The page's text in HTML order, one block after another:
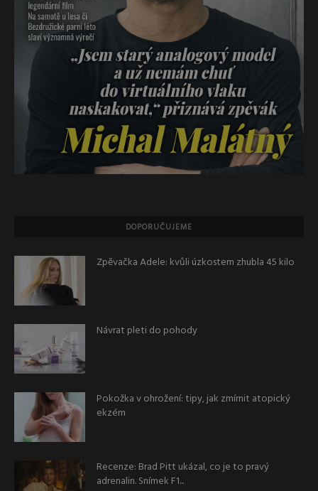
DOPORUČUJEME
Zpěvačka Adele: kvůli úzkostem zhubla 45 kilo
Návrat pleti do pohody
Pokožka v ohrožení: tipy, jak zmírnit atopický
ekzém
Recenze: Brad Pitt ukázal, co je to pravý
adrenalin. Snímek F1...